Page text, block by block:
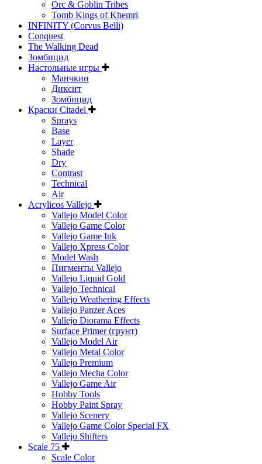
Orc & Goblin Tribes
Tomb Kings of Khemri
INFINITY (Corvus Belli)
Conquest
The Walking Dead
Зомбицид
Настольные игры
Манчкин
Диксит
Зомбицид
Краски Citadel
Sprays
Base
Layer
Shade
Dry
Contrast
Technical
Air
Acrylicos Vallejo
Vallejo Model Color
Vallejo Game Color
Vallejo Game Ink
Vallejo Xpress Color
Model Wash
Пигменты Vallejo
Vallejo Liquid Gold
Vallejo Technical
Vallejo Weathering Effects
Vallejo Panzer Aces
Vallejo Diorama Effects
Surface Primer (грунт)
Vallejo Model Air
Vallejo Metal Color
Vallejo Premium
Vallejo Mecha Color
Vallejo Game Air
Hobby Tools
Hobby Paint Spray
Vallejo Scenery
Vallejo Game Color Special FX
Vallejo Shifters
Scale 75
Scale Color